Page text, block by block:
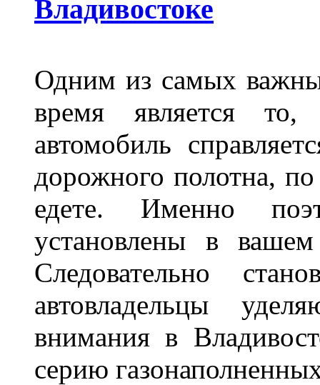
Владивостоке
Одним из самых
время является то,
автомобиль
дорожного полотна,
едете. Именно
установлены в
Следовательно
автовладельцы
внимания в
серию